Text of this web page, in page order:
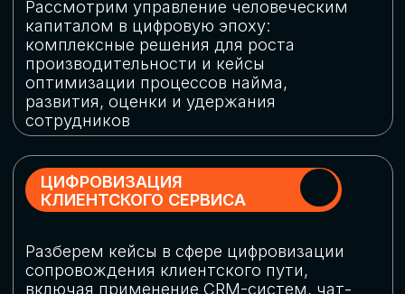
СКАЧАТЬ
ПРОГРАММУ
КОНФЕРЕНЦИИ
Оставьте заявку, мы направим вам
программу конференции
СКАЧАТЬ ПРОГРАММУ